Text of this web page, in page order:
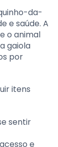
da-
e saúde. A
o animal
gaiola
por
itens
sentir
e